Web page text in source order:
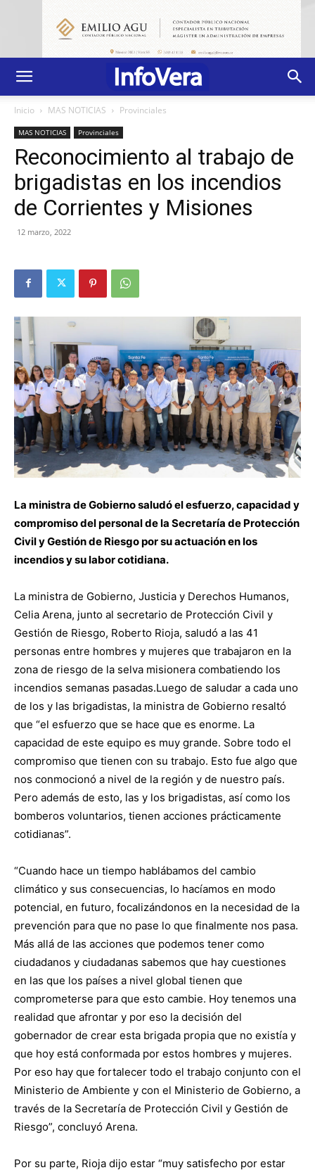
Inicio MAS NOTICIAS Provinciales
MAS NOTICIAS Provinciales
Reconocimiento al trabajo de
brigadistas en los incendios
de Corrientes y Misiones
12 marzo, 2022
La ministra de Gobierno saludó el esfuerzo, capacidad y
compromiso del personal de la Secretaría de Protección
Civil y Gestión de Riesgo por su actuación en los
incendios y su labor cotidiana.
La ministra de Gobierno, Justicia y Derechos Humanos,
Celia Arena, junto al secretario de Protección Civil y
Gestión de Riesgo, Roberto Rioja, saludó a las 41
personas entre hombres y mujeres que trabajaron en la
zona de riesgo de la selva misionera combatiendo los
incendios semanas pasadas.Luego de saludar a cada uno
de los y las brigadistas, la ministra de Gobierno resaltó
que “el esfuerzo que se hace que es enorme. La
capacidad de este equipo es muy grande. Sobre todo el
compromiso que tienen con su trabajo. Esto fue algo que
nos conmocionó a nivel de la región y de nuestro país.
Pero además de esto, las y los brigadistas, así como los
bomberos voluntarios, tienen acciones prácticamente
cotidianas”.
“Cuando hace un tiempo hablábamos del cambio
climático y sus consecuencias, lo hacíamos en modo
potencial, en futuro, focalizándonos en la necesidad de la
prevención para que no pase lo que finalmente nos pasa.
Más allá de las acciones que podemos tener como
ciudadanos y ciudadanas sabemos que hay cuestiones
en las que los países a nivel global tienen que
comprometerse para que esto cambie. Hoy tenemos una
realidad que afrontar y por eso la decisión del
gobernador de crear esta brigada propia que no existía y
que hoy está conformada por estos hombres y mujeres.
Por eso hay que fortalecer todo el trabajo conjunto con el
Ministerio de Ambiente y con el Ministerio de Gobierno, a
través de la Secretaría de Protección Civil y Gestión de
Riesgo”, concluyó Arena.
Por su parte, Rioja dijo estar “muy satisfecho por estar